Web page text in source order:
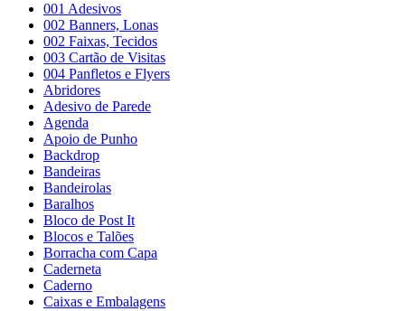
001 Adesivos
002 Banners, Lonas
002 Faixas, Tecidos
003 Cartão de Visitas
004 Panfletos e Flyers
Abridores
Adesivo de Parede
Agenda
Apoio de Punho
Backdrop
Bandeiras
Bandeirolas
Baralhos
Bloco de Post It
Blocos e Talões
Borracha com Capa
Caderneta
Caderno
Caixas e Embalagens